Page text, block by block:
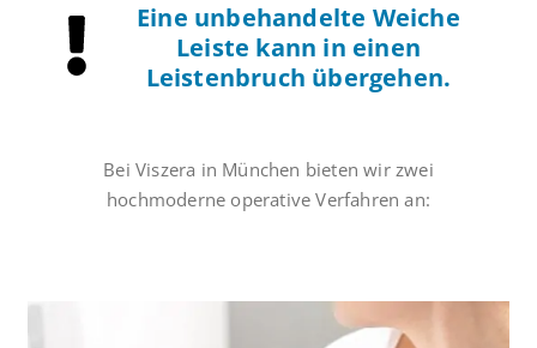
Eine unbehandelte Weiche
Leiste kann in einen
Leistenbruch übergehen.
Bei Viszera in München bieten wir zwei
hochmoderne operative Verfahren an: